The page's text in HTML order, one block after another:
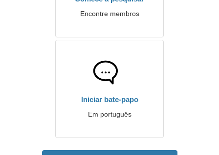
Encontre membros
Iniciar bate-papo
Em português